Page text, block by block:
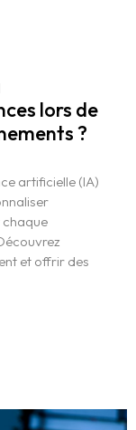
lors de
?
artificielle (IA)
et offrir des